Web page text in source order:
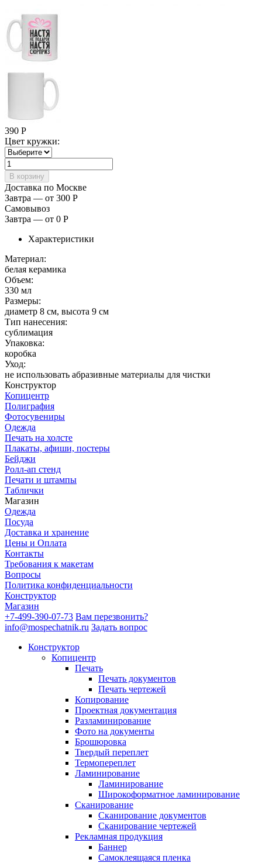
390 Р
Цвет кружки:
Доставка по Москве
Завтра — от 300 Р
Самовывоз
Завтра — от 0 Р
Характеристики
Материал:
белая керамика
Объем:
330 мл
Размеры:
диаметр 8 см, высота 9 см
Тип нанесения:
сублимация
Упаковка:
коробка
Уход:
не использовать абразивные материалы для чистки
Конструктор
Копицентр
Полиграфия
Фотосувениры
Одежда
Печать на холсте
Плакаты, афиши, постеры
Бейджи
Ролл-ап стенд
Печати и штампы
Таблички
Магазин
Одежда
Посуда
Доставка и хранение
Цены и Оплата
Контакты
Требования к макетам
Вопросы
Политика конфиденциальности
Конструктор
Магазин
+7-499-390-07-73 Вам перезвонить?
info@mospechatnik.ru Задать вопрос
Конструктор
Копицентр
Печать
Печать документов
Печать чертежей
Копирование
Проектная документация
Разламинирование
Фото на документы
Брошюровка
Твердый переплет
Термопереплет
Ламинирование
Ламинирование
Широкоформатное ламинирование
Сканирование
Сканирование документов
Сканирование чертежей
Рекламная продукция
Баннер
Самоклеящаяся пленка